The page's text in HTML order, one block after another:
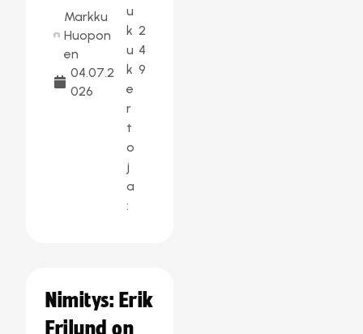
Markku
Huopon
en
04.07.2
026
u
k
u
k
e
r
t
o
j
a
:
2
4
9
Nimitys: Erik
Frilund on